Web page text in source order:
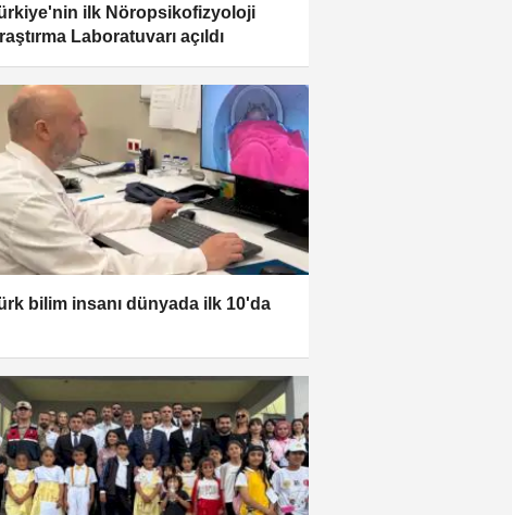
ilk Nöropsikofizyoloji
Laboratuvarı açıldı
bilim insanı dünyada ilk 10'da